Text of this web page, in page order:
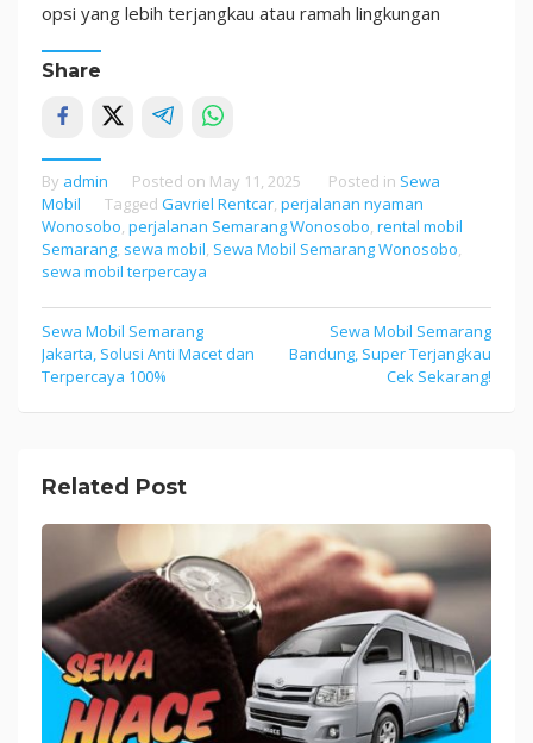
opsi yang lebih terjangkau atau ramah lingkungan
Share
By admin Posted on May 11, 2025 Posted in Sewa
Mobil
Tagged Gavriel Rentcar, perjalanan nyaman
Wonosobo, perjalanan Semarang Wonosobo, rental mobil
Semarang, sewa mobil, Sewa Mobil Semarang Wonosobo,
sewa mobil terpercaya
Post
navigation
Sewa Mobil Semarang
Jakarta, Solusi Anti Macet dan
Terpercaya 100%
Sewa Mobil Semarang
Bandung, Super Terjangkau
Cek Sekarang!
Related Post